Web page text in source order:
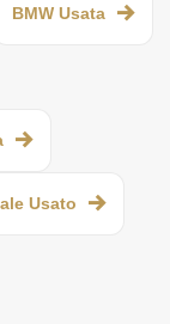
BMW Usata
Usato